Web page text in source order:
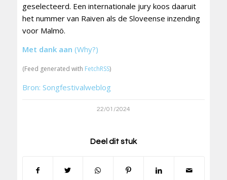
geselecteerd. Een internationale jury koos daaruit
het nummer van Raiven als de Sloveense inzending
voor Malmö.
Met dank aan (Why?)
(Feed generated with FetchRSS)
Bron: Songfestivalweblog
22/01/2024
Deel dit stuk